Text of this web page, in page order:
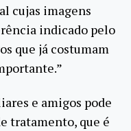
cujas imagens
indicado pelo
que já costumam
e amigos pode
tratamento, que é